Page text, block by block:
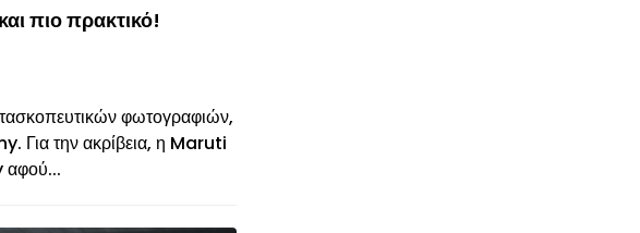
© enkinisi.gr
πιο πρακτικό!
φωτογραφιών,
Για την ακρίβεια, η Maruti
αφού...